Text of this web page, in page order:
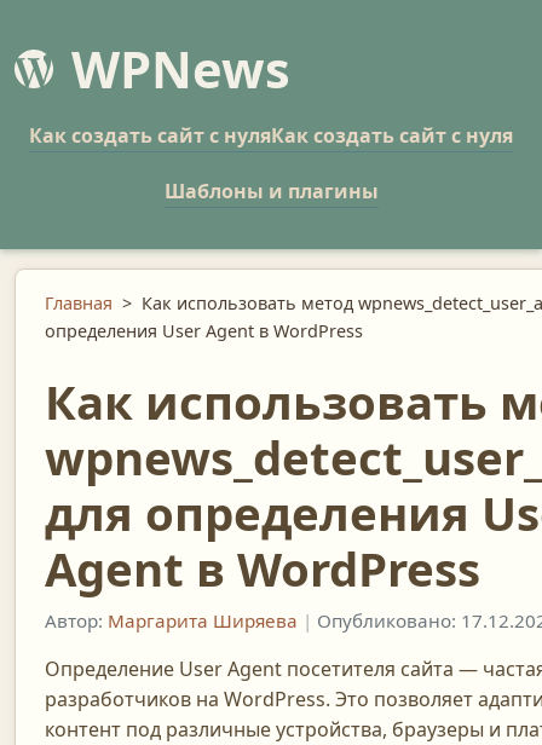
WPNews
Как создать сайт с нуляКак создать сайт с нуля
Шаблоны и плагины
Главная > Как использовать метод
определения User Agent в WordPress
Как использовать
для определения
Agent в WordPress
Автор: Маргарита Ширяева | Опубликовано:
Определение User Agent посетителя сайта —
разработчиков на WordPress. Это позволяет
контент под различные устройства, браузеры и